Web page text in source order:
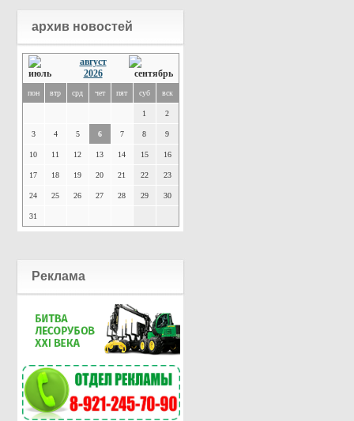
архив новостей
август
2026
пон втр срд чет пят суб вск
1 2
3 4 5 6 7 8 9
10 11 12 13 14 15 16
17 18 19 20 21 22 23
24 25 26 27 28 29 30
31
Реклама